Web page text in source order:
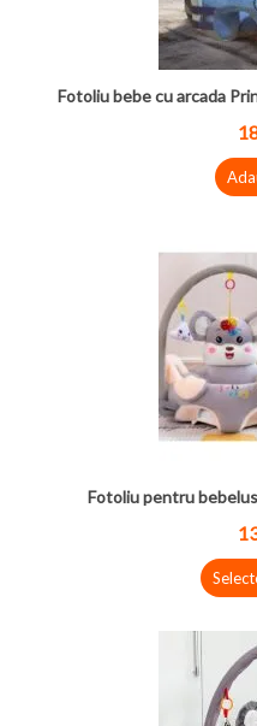
Fotoliu bebe cu arcada
Fotoliu pentru